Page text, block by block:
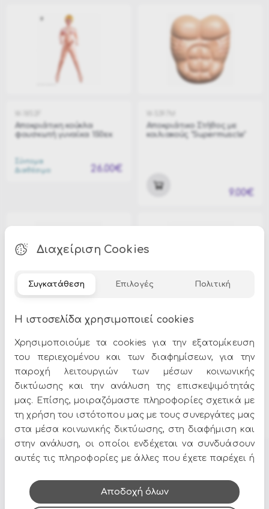
Αποκριάτικη κούκλα
φουσκωτή γυναίκα 150εκ
26.00€
Σύντομα
Διαθέσιμο
Αποκριάτικο Στήθος με
κοιλιακούς "Supermuscle"
9.00€
W-1850P
διακοσμητικό "Willy" 60εκ
8.00€
W-5393B
στήθος "Boobs"
6.00€
Σύντομα
Διαθέσιμο
στο email και τα social media!
Διαχείριση Cookies
Συγκατάθεση Επιλογές Πολιτική
Η ιστοσελίδα χρησιμοποιεί cookies
Χρησιμοποιούμε τα cookies για την εξατομίκευση
του περιεχομένου και των διαφημίσεων, για την
παροχή λειτουργιών των μέσων κοινωνικής
δικτύωσης και την ανάλυση της επισκεψιμότητάς
μας. Επίσης, μοιραζόμαστε πληροφορίες σχετικά με
τη χρήση του ιστότοπου μας με τους συνεργάτες μας
στα μέσα κοινωνικής δικτύωσης, στη διαφήμιση και
στην ανάλυση, οι οποίοι ενδέχεται να συνδυάσουν
αυτές τις πληροφορίες με άλλες που έχετε παρέχει ή
τους.
Αποδοχή όλων